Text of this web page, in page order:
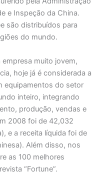
e Inspeção da China.
são distribuídos para
do mundo.
empresa muito jovem,
hoje já é considerada a
equipamentos do setor
inteiro, integrando
produção, vendas e
2008 foi de 42,032
e a receita líquida foi de
Além disso, nos
as 100 melhores
“Fortune”.